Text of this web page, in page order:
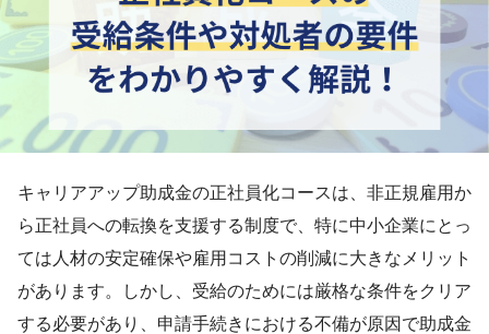
キャリアアップ助成金の正社員化コースは、非正規雇用か
ら正社員への転換を支援する制度で、特に中小企業にとっ
ては人材の安定確保や雇用コストの削減に大きなメリット
があります。しかし、受給のためには厳格な条件をクリア
する必要があり、申請手続きにおける不備が原因で助成金